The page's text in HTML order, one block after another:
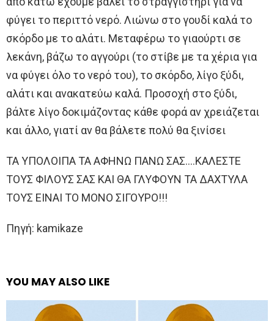
φύγει το περιττό νερό. Λιώνω στο γουδί καλά το
σκόρδο με το αλάτι. Μεταφέρω το γιαούρτι σε
λεκάνη, βάζω το αγγούρι (το στίβε με τα χέρια για
να φύγει όλο το νερό του), το σκόρδο, λίγο ξύδι,
αλάτι και ανακατεύω καλά. Προσοχή στο ξύδι,
βάλτε λίγο δοκιμάζοντας κάθε φορά αν χρειάζεται
και άλλο, γιατί αν θα βάλετε πολύ θα ξινίσει
ΤΑ ΥΠΟΛΟΙΠΑ ΤΑ ΑΦΗΝΩ ΠΑΝΩ ΣΑΣ….ΚΑΛΕΣΤΕ
ΤΟΥΣ ΦΙΛΟΥΣ ΣΑΣ ΚΑΙ ΘΑ ΓΛΥΦΟΥΝ ΤΑ ΔΑΧΤΥΛΑ
ΤΟΥΣ ΕΙΝΑΙ ΤΟ ΜΟΝΟ ΣΙΓΟΥΡΟ!!!
Πηγή: kamikaze
YOU MAY ALSO LIKE